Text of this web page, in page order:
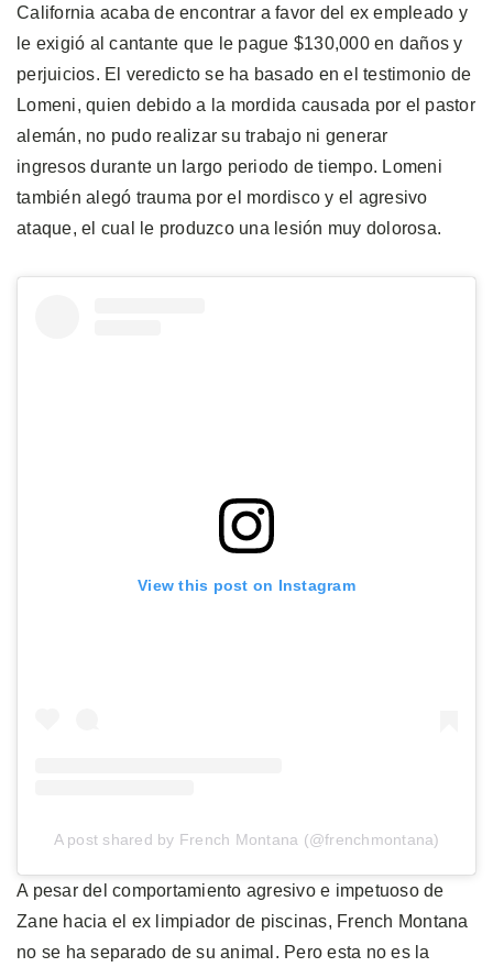
California acaba de encontrar a favor del ex empleado y
le exigió al cantante que le pague $130,000 en daños y
perjuicios. El veredicto se ha basado en el testimonio de
Lomeni, quien debido a la mordida causada por el pastor
alemán, no pudo realizar su trabajo ni generar
ingresos durante un largo periodo de tiempo. Lomeni
también alegó trauma por el mordisco y el agresivo
ataque, el cual le produzco una lesión muy dolorosa.
View this post on Instagram
A post shared by French Montana (@frenchmontana)
A pesar del comportamiento agresivo e impetuoso de
Zane hacia el ex limpiador de piscinas, French Montana
no se ha separado de su animal. Pero esta no es la